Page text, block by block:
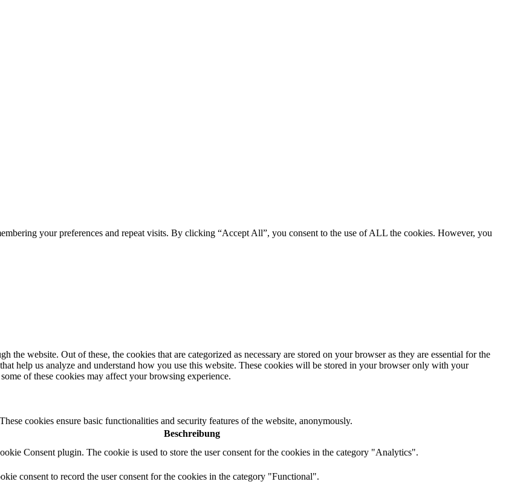
your preferences and repeat visits. By clicking “Accept All”, you consent to the use of ALL the cookies. However, you
website. Out of these, the cookies that are categorized as necessary are stored on your browser as they are essential for the
help us analyze and understand how you use this website. These cookies will be stored in your browser only with your
of these cookies may affect your browsing experience.
cookies ensure basic functionalities and security features of the website, anonymously.
Beschreibung
Consent plugin. The cookie is used to store the user consent for the cookies in the category "Analytics".
consent to record the user consent for the cookies in the category "Functional".